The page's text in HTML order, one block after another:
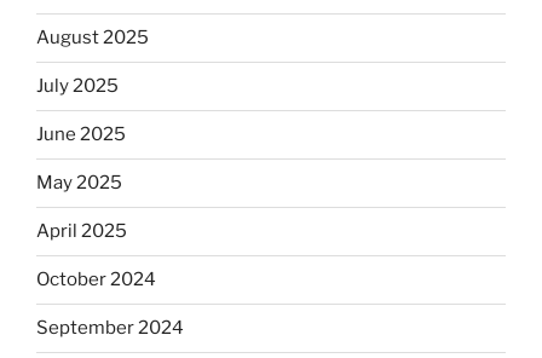
August 2025
July 2025
June 2025
May 2025
April 2025
October 2024
September 2024